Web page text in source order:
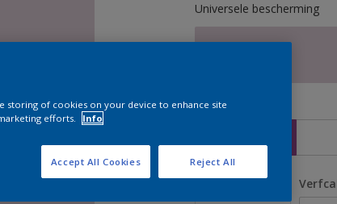
Universele bescherming
Grootte
Aantal
storing of cookies on your device to enhance site
efforts.
Info
Reject All
Accept All Cookies